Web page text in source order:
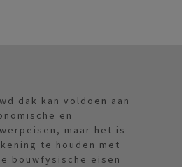
dak kan voldoen aan
en
maar het is
te houden met
bouwfysische eisen